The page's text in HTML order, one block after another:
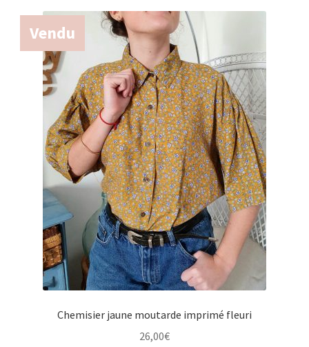
Vendu
Chemisier jaune moutarde imprimé fleuri
26,00€